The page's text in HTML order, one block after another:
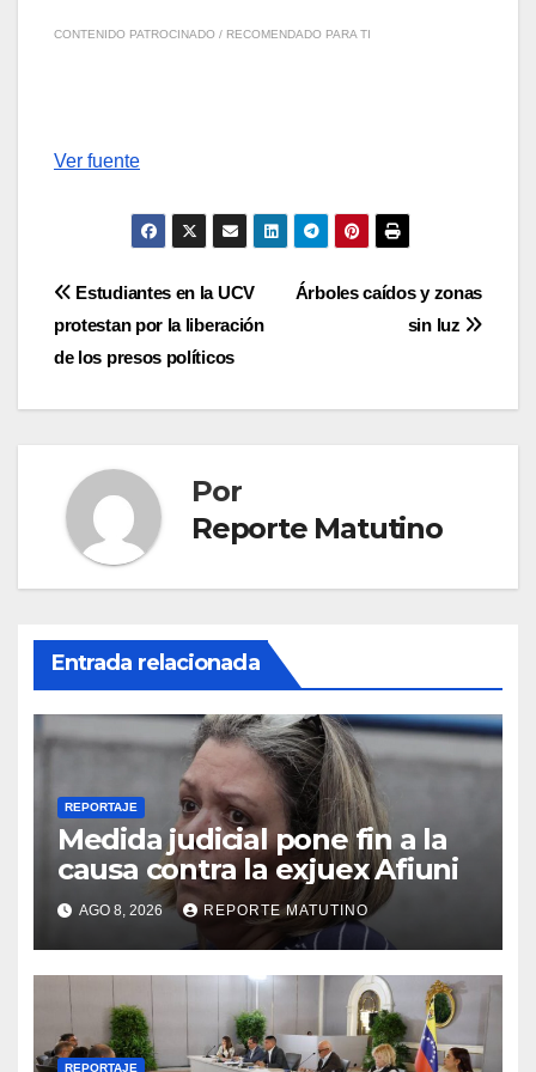
CONTENIDO PATROCINADO / RECOMENDADO PARA TI
Ver fuente
Navegación
de
entradas
Árboles caídos y zonas
sin luz
Estudiantes en la UCV
protestan por la liberación
de los presos políticos
Por
Reporte Matutino
Entrada relacionada
REPORTAJE
Medida judicial pone fin a la
causa contra la exjuex Afiuni
AGO 8, 2026 REPORTE MATUTINO
REPORTAJE